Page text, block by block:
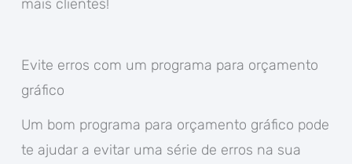
mais clientes!
Evite erros com um programa para orçamento
gráfico
Um bom programa para orçamento gráfico pode
te ajudar a evitar uma série de erros na sua